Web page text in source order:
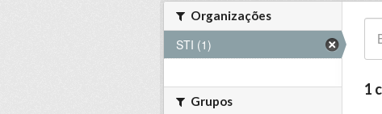
1
Organizações
STI (1)
Grupos